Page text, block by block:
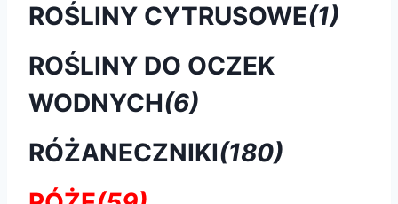
ROŚLINY CYTRUSOWE(1)
ROŚLINY DO OCZEK
WODNYCH(6)
RÓŻANECZNIKI(180)